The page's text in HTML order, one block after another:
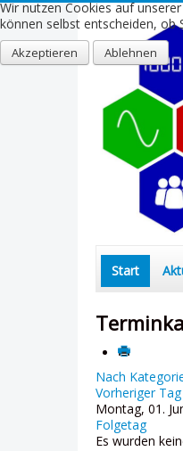
Start
Nach
Vorheriger Tag
Montag, 01.
Folgetag
Es wurden
Wir nutzen Cookies auf
können selbst entscheiden, ob
Akzeptieren Ablehnen